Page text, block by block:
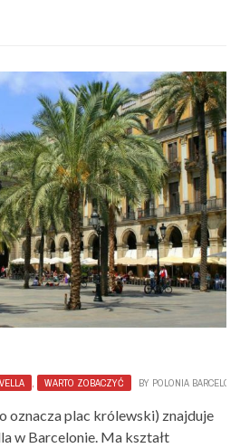
, WARTO ZOBACZYĆ BY POLONIA
oznacza plac królewski) znajduje
w Barcelonie. Ma kształt